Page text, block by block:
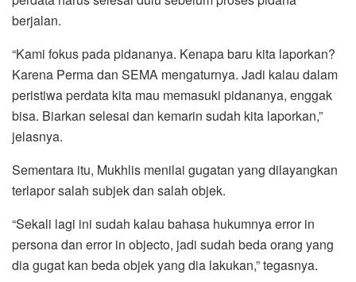
berjalan.
“Kami fokus pada pidananya. Kenapa baru kita laporkan?
Karena Perma dan SEMA mengaturnya. Jadi kalau dalam
peristiwa perdata kita mau memasuki pidananya, enggak
bisa. Biarkan selesai dan kemarin sudah kita laporkan,”
jelasnya.
Sementara itu, Mukhlis menilai gugatan yang dilayangkan
terlapor salah subjek dan salah objek.
“Sekali lagi ini sudah kalau bahasa hukumnya error in
persona dan error in objecto, jadi sudah beda orang yang
dia gugat kan beda objek yang dia lakukan,” tegasnya.